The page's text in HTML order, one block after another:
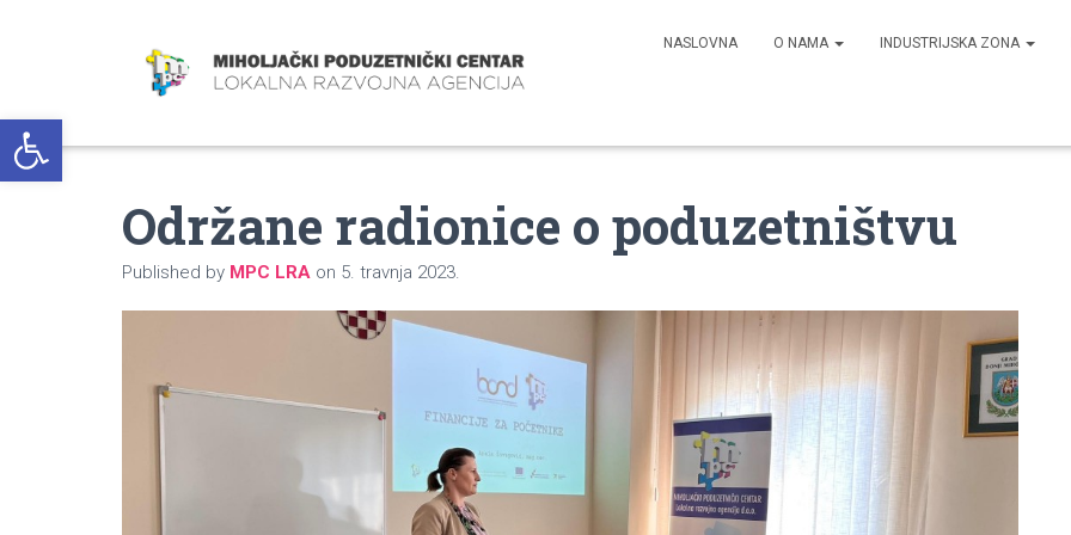
Open toolbar
NASLOVNA O NAMA INDUSTRIJSKA ZONA
Održane radionice o poduzetništvu
Published by MPC LRA on 5. travnja 2023.